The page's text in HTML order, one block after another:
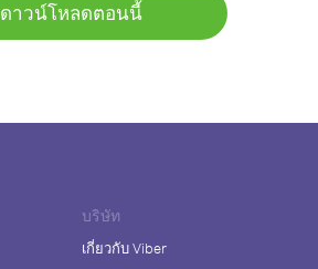
ดาวน์โหลดตอนนี้
บริษัท
เกี่ยวกับ Viber